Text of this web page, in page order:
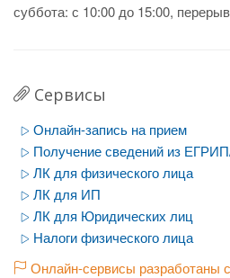
суббота: с 10:00 до 15:00,
Сервисы
Онлайн-запись на прием
Получение сведений из
ЛК для физического лица
ЛК для ИП
ЛК для Юридических лиц
Налоги физического лица
Онлайн-сервисы разработаны